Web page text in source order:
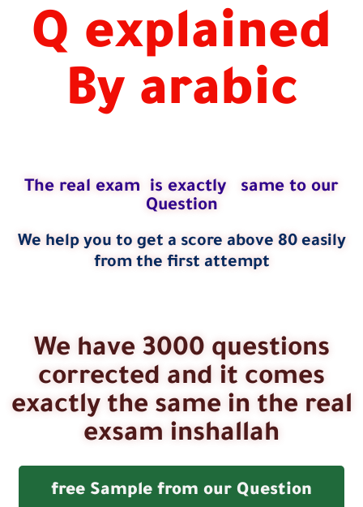
Q explained
By arabic
The real exam is exactly same to our
Question
We help you to get a score above 80 easily
from the first attempt
We have 3000 questions
corrected and it comes
exactly the same in the real
exsam inshallah
free Sample from our Question